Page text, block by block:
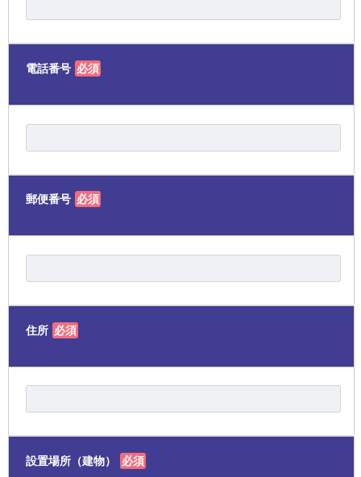
電話番号 必須
郵便番号 必須
住所 必須
設置場所（建物） 必須